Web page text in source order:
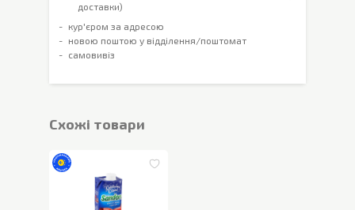
доставки)
кур'єром за адресою
новою поштою у відділення/поштомат
самовивіз
Cхожі товари